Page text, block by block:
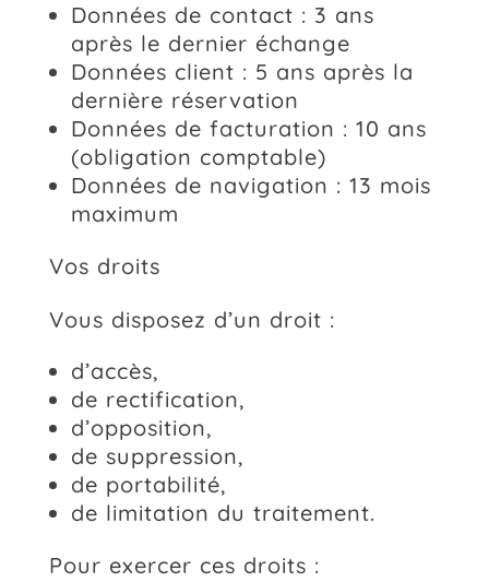
Données de contact : 3 ans
après le dernier échange
Données client : 5 ans après la
dernière réservation
Données de facturation : 10 ans
(obligation comptable)
Données de navigation : 13 mois
maximum
Vos droits
Vous disposez d’un droit :
d’accès,
de rectification,
d’opposition,
de suppression,
de portabilité,
de limitation du traitement.
Pour exercer ces droits :